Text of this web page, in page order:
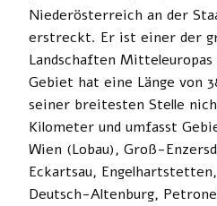
Niederösterreich an der
erstreckt. Er ist einer der
Landschaften Mitteleuropas
Gebiet hat eine Länge von
seiner breitesten Stelle
Kilometer und umfasst
Wien (Lobau), Groß-
Eckartsau,
Deutsch-Altenburg,